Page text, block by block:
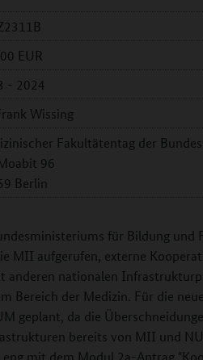
EUR
- 2024
Wissing
Fakultätentag der
96
Berlin
für Bildung und
MII aufgerufen, externe
anderen nationalen
Bereich der Medizin. Für die
geplant, da die
bereits von MII und
mit dem Modul 2a-Antrag